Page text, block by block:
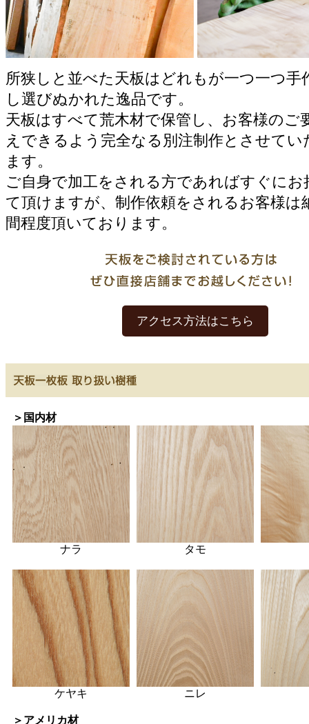
所狭しと並べた天板はどれもが一つ一つ手
し選びぬかれた逸品です。
天板はすべて荒木材で保管し、お客様のご
えできるよう完全なる別注制作とさせてい
ます。
ご自身で加工をされる方であればすぐにお
て頂けますが、制作依頼をされるお客様は
間程度頂いております。
アクセス方法はこちら
＞国内材
ナラ タモ
ケヤキ ニレ
＞アメリカ材